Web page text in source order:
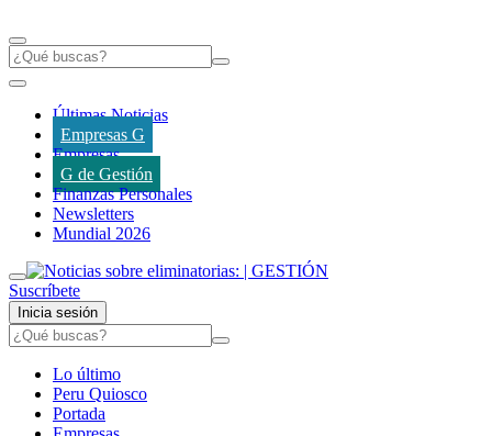
Últimas Noticias
Empresas G
Empresas
G de Gestión
Finanzas Personales
Newsletters
Mundial 2026
Suscríbete
Inicia sesión
Lo último
Peru Quiosco
Portada